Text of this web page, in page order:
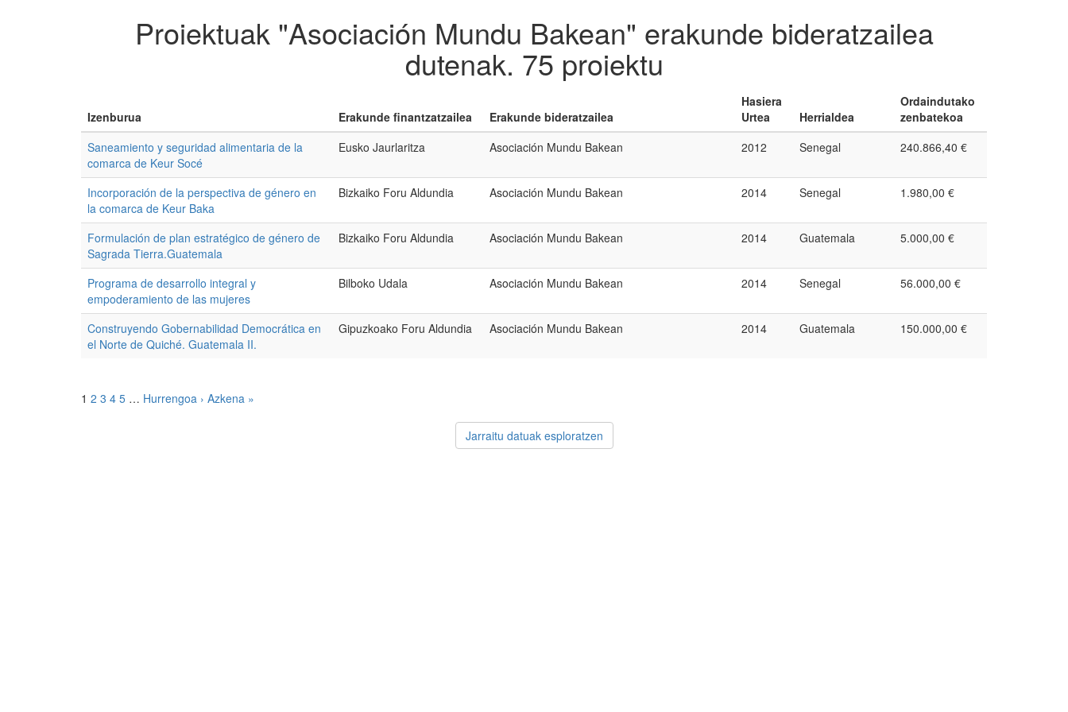
Proiektuak "Asociación Mundu Bakean" erakunde bideratzailea
dutenak. 75 proiektu
Izenburua Erakunde finantzatzailea Erakunde bideratzailea
Hasiera
Urtea
Herrialdea
Ordaindutako
zenbatekoa
Saneamiento y seguridad alimentaria de la
comarca de Keur Socé
Eusko Jaurlaritza Asociación Mundu Bakean 2012 Senegal 240.866,40 €
Incorporación de la perspectiva de género en
la comarca de Keur Baka
Bizkaiko Foru Aldundia Asociación Mundu Bakean 2014 Senegal 1.980,00 €
Formulación de plan estratégico de género de
Sagrada Tierra.Guatemala
Bizkaiko Foru Aldundia Asociación Mundu Bakean 2014 Guatemala 5.000,00 €
Programa de desarrollo integral y
empoderamiento de las mujeres
Bilboko Udala Asociación Mundu Bakean 2014 Senegal 56.000,00 €
Construyendo Gobernabilidad Democrática en
el Norte de Quiché. Guatemala II.
Gipuzkoako Foru Aldundia Asociación Mundu Bakean 2014 Guatemala 150.000,00 €
1 2 3 4 5 … Hurrengoa › Azkena »
Jarraitu datuak esploratzen